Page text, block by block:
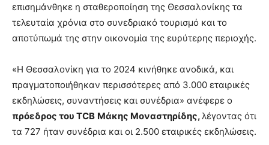
επισημάνθηκε η σταθεροποίηση της Θεσσαλονίκης τα
τελευταία χρόνια στο συνεδριακό τουρισμό και το
αποτύπωμά της στην οικονομία της ευρύτερης περιοχής.
«Η Θεσσαλονίκη για το 2024 κινήθηκε ανοδικά, και
πραγματοποιήθηκαν περισσότερες από 3.000 εταιρικές
εκδηλώσεις, συναντήσεις και συνέδρια» ανέφερε ο
πρόεδρος του TCB Μάκης Μοναστηρίδης,λέγοντας ότι
τα 727 ήταν συνέδρια και οι 2.500 εταιρικές εκδηλώσεις.